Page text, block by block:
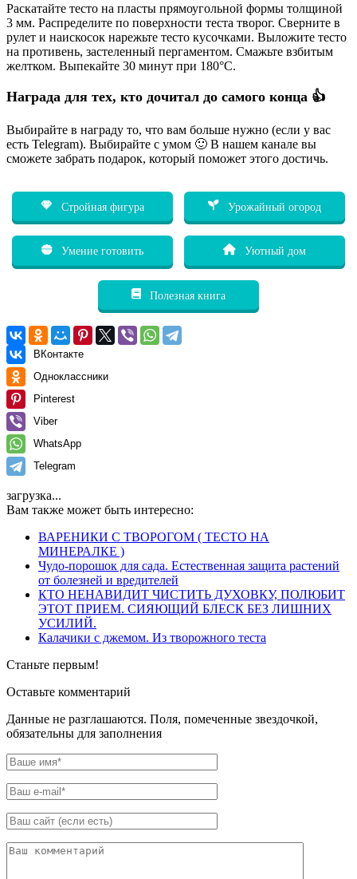
Раскатайте тесто на пласты прямоугольной формы толщиной
3 мм. Распределите по поверхности теста творог. Сверните в
рулет и наискосок нарежьте тесто кусочками. Выложите тесто
на противень, застеленный пергаментом. Смажьте взбитым
желтком. Выпекайте 30 минут при 180°С.
Награда для тех, кто дочитал до самого конца 👍
Выбирайте в награду то, что вам больше нужно (если у вас
есть Telegram). Выбирайте с умом 🙂 В нашем канале вы
сможете забрать подарок, который поможет этого достичь.
Стройная фигура Урожайный огород
Умение готовить Уютный дом
Полезная книга
ВКонтакте
Одноклассники
Pinterest
Viber
WhatsApp
Telegram
загрузка...
Вам также может быть интересно:
ВАРЕНИКИ С ТВОРОГОМ ( ТЕСТО НА
МИНЕРАЛКЕ )
Чудо-порошок для сада. Естественная защита растений
от болезней и вредителей
КТО НЕНАВИДИТ ЧИСТИТЬ ДУХОВКУ, ПОЛЮБИТ
ЭТОТ ПРИЕМ. СИЯЮЩИЙ БЛЕСК БЕЗ ЛИШНИХ
УСИЛИЙ.
Калачики с джемом. Из творожного теста
Станьте первым!
Оставьте комментарий
Данные не разглашаются. Поля, помеченные звездочкой,
обязательны для заполнения